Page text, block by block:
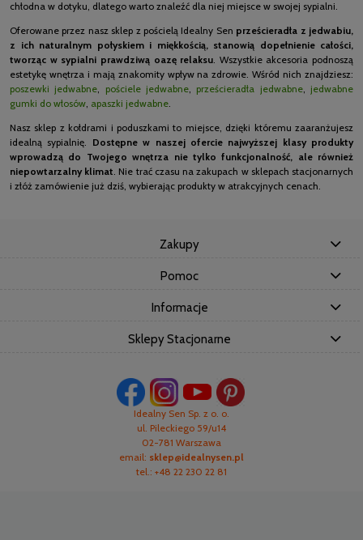
chłodna w dotyku, dlatego warto znaleźć dla niej miejsce w swojej sypialni.
Oferowane przez nasz sklep z pościelą Idealny Sen prześcieradła z jedwabiu,
z ich naturalnym połyskiem i miękkością, stanowią dopełnienie całości,
tworząc w sypialni prawdziwą oazę relaksu . Wszystkie akcesoria podnoszą
estetykę wnętrza i mają znakomity wpływ na zdrowie. Wśród nich znajdziesz:
poszewki jedwabne
pościele jedwabne prześcieradła jedwabne, jedwabne
gumki do włosów apaszki jedwabne
Nasz sklep z kołdrami i poduszkami to miejsce, dzięki któremu zaaranżujesz
idealną sypialnię. Dostępne w naszej ofercie najwyższej klasy produkty
wprowadzą do Twojego wnętrza nie tylko funkcjonalność, ale również
niepowtarzalny klimat . Nie trać czasu na zakupach w sklepach stacjonarnych
i złóż zamówienie już dziś, wybierając produkty w atrakcyjnych cenach.
Zakupy
Pomoc
Informacje
Sklepy Stacjonarne
Idealny Sen Sp. z o. o.
ul. Pileckiego 59/u14
02-781 Warszawa
email: sklep@idealnysen.pl
tel.: +48 22 230 22 81